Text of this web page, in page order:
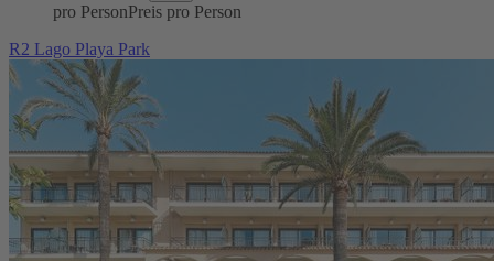
pro PersonPreis pro Person
R2 Lago Playa Park